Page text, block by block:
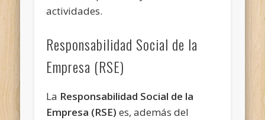
actividades.
Responsabilidad Social de la
Empresa (RSE)
La Responsabilidad Social de la
Empresa (RSE) es, además del